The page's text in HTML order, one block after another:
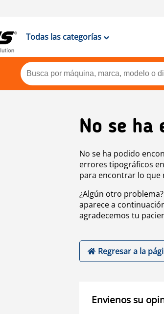
Todas las categorías
No se ha
No se ha podido
errores tipográficos
para encontrar lo que
¿Algún otro
aparece a
agradecemos tu
Regresar a la
Envienos su